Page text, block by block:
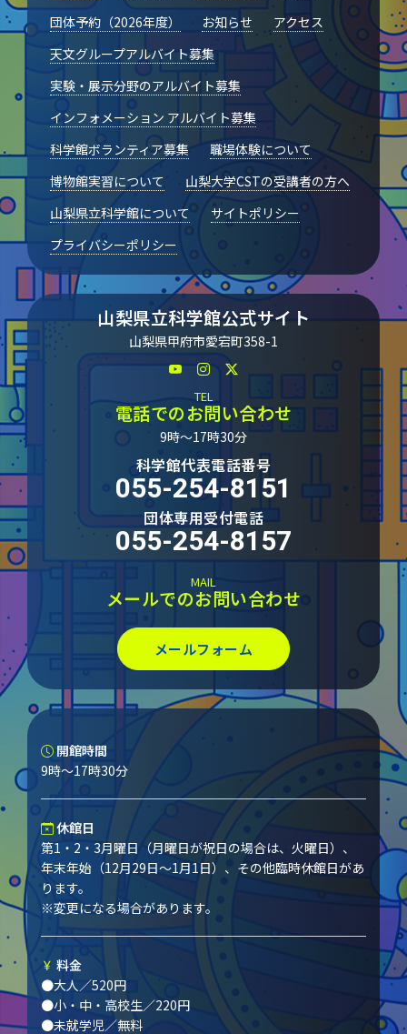
団体予約（2026年度）
お知らせ
アクセス
天文グループアルバイト募集
実験・展示分野のアルバイト募集
インフォメーション アルバイト募集
科学館ボランティア募集
職場体験について
博物館実習について
山梨大学CSTの受講者の方へ
山梨県立科学館について
サイトポリシー
プライバシーポリシー
山梨県立科学館公式サイト
山梨県甲府市愛宕町358-1
TEL
電話でのお問い合わせ
9時～17時30分
科学館代表電話番号
055-254-8151
団体専用受付電話
055-254-8157
MAIL
メールでのお問い合わせ
メールフォーム
開館時間
9時～17時30分
休館日
第1・2・3月曜日（月曜日が祝日の場合は、火曜日）、
年末年始（12月29日～1月1日）、その他臨時休館日があ
ります。
※変更になる場合があります。
料金
●大人／520円
●小・中・高校生／220円
●未就学児／無料